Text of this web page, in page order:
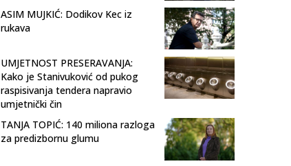
ASIM MUJKIĆ: Dodikov Kec iz
rukava
UMJETNOST PRESERAVANJA:
Kako je Stanivuković od pukog
raspisivanja tendera napravio
umjetnički čin
TANJA TOPIĆ: 140 miliona razloga
za predizbornu glumu